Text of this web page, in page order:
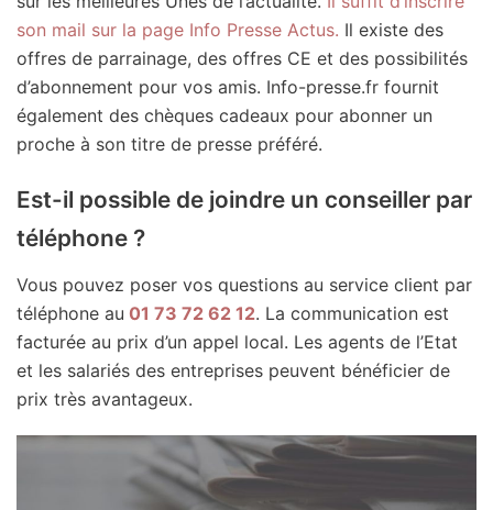
son mail sur la page Info Presse Actus. Il existe des
offres de parrainage, des offres CE et des possibilités
d’abonnement pour vos amis. Info-presse.fr fournit
également des chèques cadeaux pour abonner un
proche à son titre de presse préféré.
Est-il possible de joindre un conseiller par
téléphone ?
Vous pouvez poser vos questions au service client par
téléphone au 01 73 72 62 12. La communication est
facturée au prix d’un appel local. Les agents de l’Etat
et les salariés des entreprises peuvent bénéficier de
prix très avantageux.